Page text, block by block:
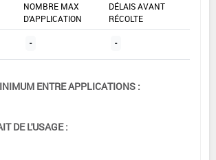
NOMBRE MAX
D'APPLICATION
DÉLAIS AVANT
RÉCOLTE
- -
ENTRE APPLICATIONS :
DE L'USAGE :